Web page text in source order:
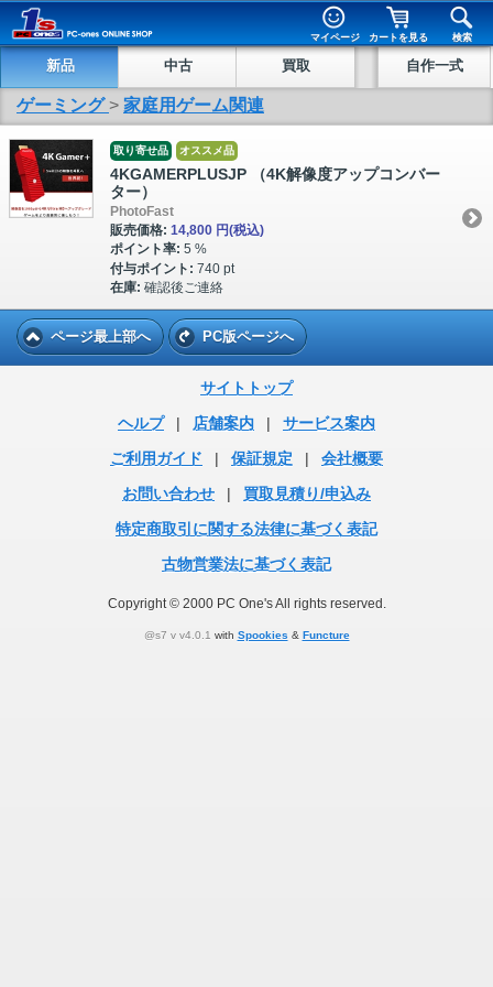
マイページ カートを見る 検索
新品 中古 買取 自作一式
ゲーミング > 家庭用ゲーム関連
取り寄せ品 オススメ品
4KGAMERPLUSJP （4K解像度アップコンバー
ター）
PhotoFast
販売価格: 14,800 円(税込)
ポイント率: 5 %
付与ポイント: 740 pt
在庫: 確認後ご連絡
ページ最上部へ PC版ページへ
サイトトップ
ヘルプ
| 店舗案内 |
サービス案内
ご利用ガイド
| 保証規定 |
会社概要
お問い合わせ
|
買取見積り/申込み
特定商取引に関する法律に基づく表記
古物営業法に基づく表記
Copyright © 2000 PC One's All rights reserved.
@s7 v v4.0.1 with Spookies & Functure